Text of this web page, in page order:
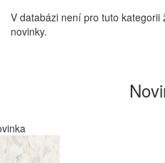
V databázi není pro tuto
novinky.